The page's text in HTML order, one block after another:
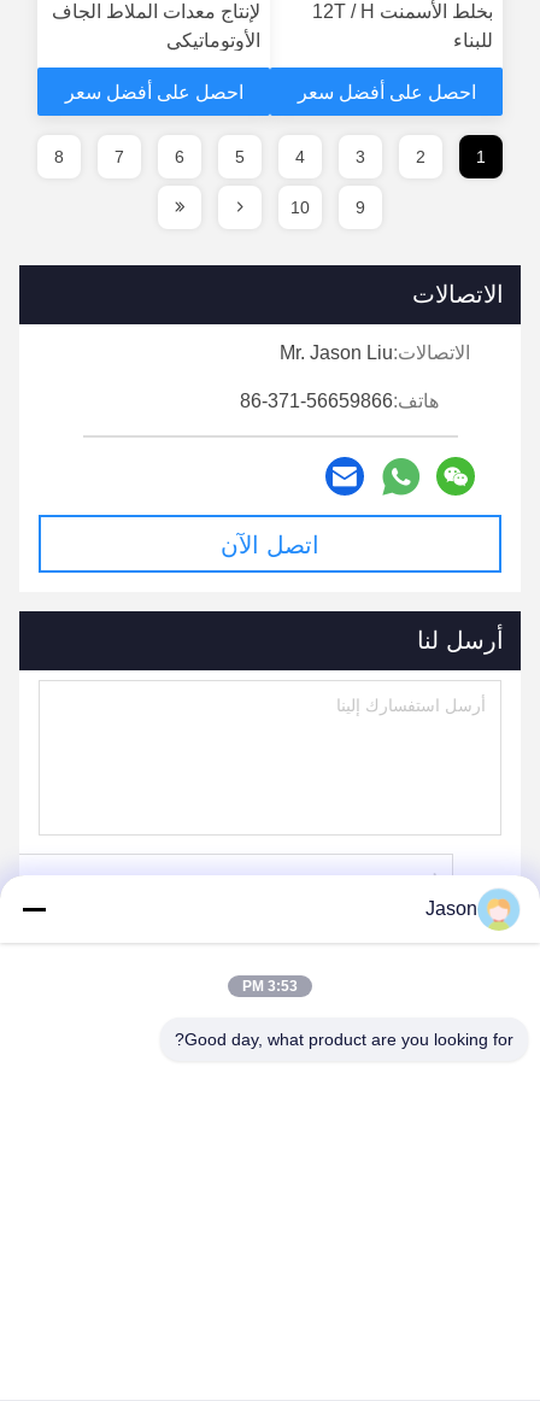
بخلط الأسمنت 12T / H
للبناء
احصل على أفضل سعر
لإنتاج معدات الملاط الجاف
الأوتوماتيكي
احصل على أفضل سعر
1
2
3
4
5
6
7
8
9
10
الاتصالات
الاتصالات:Mr. Jason Liu
هاتف:86-371-56659866
اتصل الآن
أرسل لنا
Jason
3:53 PM
Good day, what product are you looking for?